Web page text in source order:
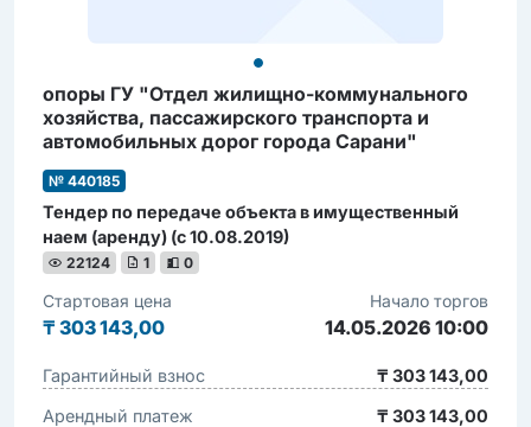
опоры ГУ "Отдел жилищно-коммунального
хозяйства, пассажирского транспорта и
автомобильных дорог города Сарани"
№ 440185
Тендер по передаче объекта в имущественный
наем (аренду) (с 10.08.2019)
22124 1 0
Стартовая цена
₸ 303 143,00
Начало торгов
14.05.2026 10:00
Гарантийный взнос
₸ 303 143,00
Арендный платеж
₸ 303 143,00